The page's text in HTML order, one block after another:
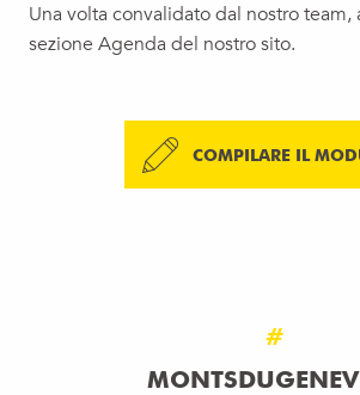
Una volta convalidato dal nostro team,
sezione Agenda del nostro sito.
COMPILARE IL
#